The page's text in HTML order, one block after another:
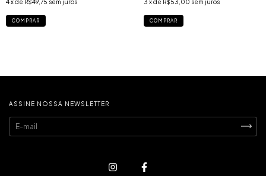
4x de R$49,75 sem juros
COMPRAR
3 x de R$53,00 sem juros
COMPRAR
ASSINE NOSSA NEWSLETTER